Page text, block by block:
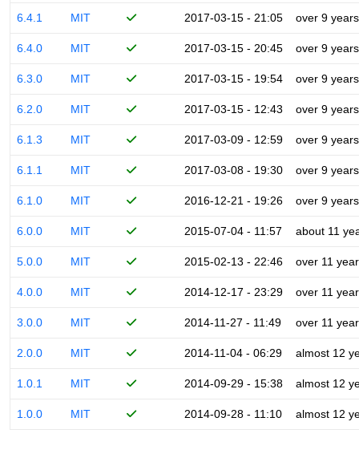
6.4.1 MIT 2017-03-15 - 21:05 over 9 years
6.4.0 MIT 2017-03-15 - 20:45 over 9 years
6.3.0 MIT 2017-03-15 - 19:54 over 9 years
6.2.0 MIT 2017-03-15 - 12:43 over 9 years
6.1.3 MIT 2017-03-09 - 12:59 over 9 years
6.1.1 MIT 2017-03-08 - 19:30 over 9 years
6.1.0 MIT 2016-12-21 - 19:26 over 9 years
6.0.0 MIT 2015-07-04 - 11:57 about 11
5.0.0 MIT 2015-02-13 - 22:46 over 11
4.0.0 MIT 2014-12-17 - 23:29 over 11
3.0.0 MIT 2014-11-27 - 11:49 over 11
2.0.0 MIT 2014-11-04 - 06:29 almost 12
1.0.1 MIT 2014-09-29 - 15:38 almost 12
1.0.0 MIT 2014-09-28 - 11:10 almost 12